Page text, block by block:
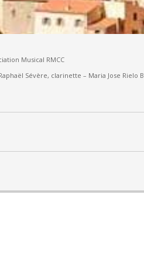
Musical RMCC
Sévère, clarinette – Maria Jose Rielo